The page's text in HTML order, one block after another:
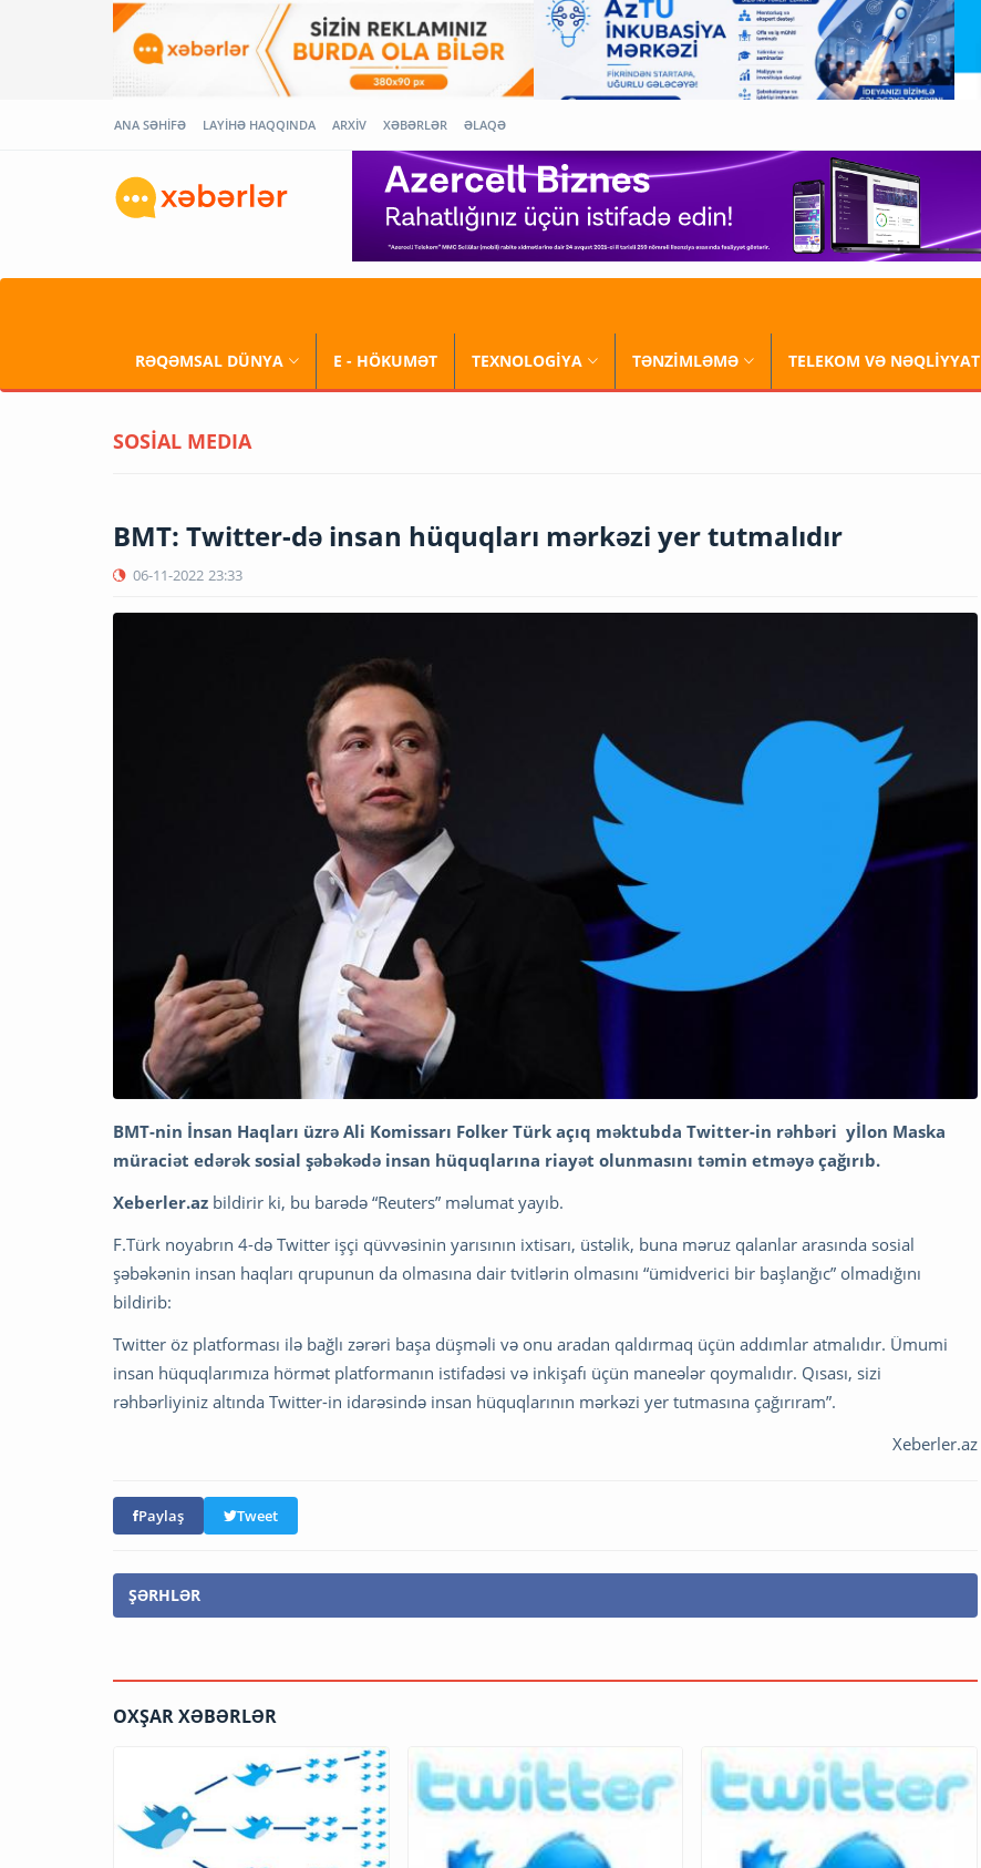
ANA SƏHİFƏ LAYİHƏ HAQQINDA ARXİV XƏBƏRLƏR ƏLAQƏ
RƏQƏMSAL DÜNYA E - HÖKUMƏT TEXNOLOGİYA TƏNZİMLƏMƏ TELEKOM VƏ NƏQLİYYAT
SOSİAL MEDIA
BMT: Twitter-də insan hüquqları mərkəzi yer tutmalıdır
06-11-2022 23:33
BMT-nin İnsan Haqları üzrə Ali Komissarı Folker Türk açıq məktubda Twitter-in rəhbəri yİlon Maska
müraciət edərək sosial şəbəkədə insan hüquqlarına riayət olunmasını təmin etməyə çağırıb.
Xeberler.az bildirir ki, bu barədə “Reuters” məlumat yayıb.
F.Türk noyabrın 4-də Twitter işçi qüvvəsinin yarısının ixtisarı, üstəlik, buna məruz qalanlar arasında sosial
şəbəkənin insan haqları qrupunun da olmasına dair tvitlərin olmasını “ümidverici bir başlanğıc” olmadığını
bildirib:
Twitter öz platforması ilə bağlı zərəri başa düşməli və onu aradan qaldırmaq üçün addımlar atmalıdır. Ümumi
insan hüquqlarımıza hörmət platformanın istifadəsi və inkişafı üçün maneələr qoymalıdır. Qısası, sizi
rəhbərliyiniz altında Twitter-in idarəsində insan hüquqlarının mərkəzi yer tutmasına çağırıram”.
Xeberler.az
Paylaş Tweet
ŞƏRHLƏR
OXŞAR XƏBƏRLƏR